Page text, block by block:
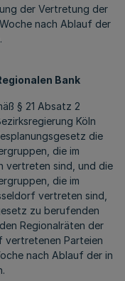
der Vertretung der
nach Ablauf der
Bank
§ 21 Absatz 2
Köln
die
die im
vertreten sind, und die
die im
vertreten sind,
zu berufenden
Regionalräten der
vertretenen Parteien
nach Ablauf der in